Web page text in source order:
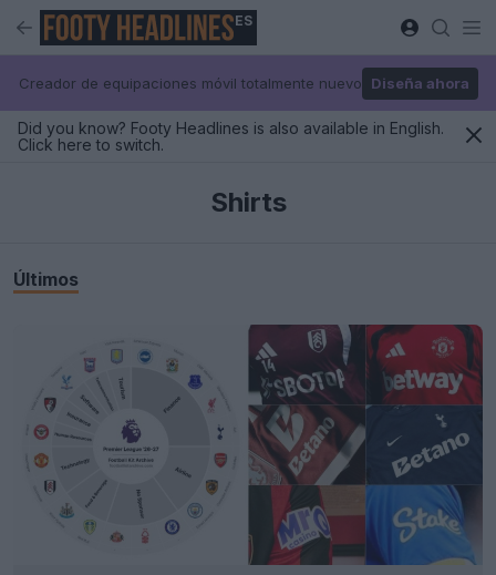
ES
Creador de equipaciones móvil totalmente nuevo Diseña ahora
Did you know? Footy Headlines is also available in English.
Click here to switch.
Shirts
Últimos